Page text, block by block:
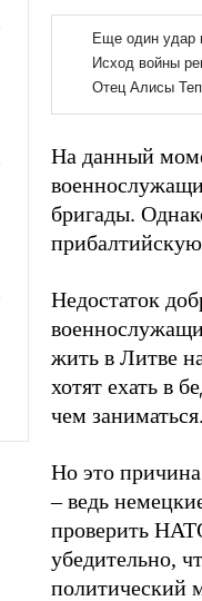
На данный
бригады.
Недостаток
жить в Литве
хотят ехать в
чем заниматься.
Но это причина
– ведь
проверить
убедительно,
политический